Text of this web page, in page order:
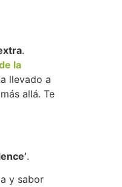
.
la
llevado a
allá. Te
.
y sabor